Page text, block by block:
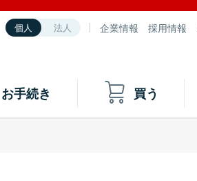
個人 法人 企業情報 採用情報
手続き 買う